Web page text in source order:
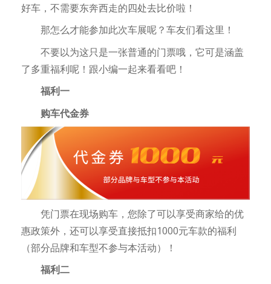
好车，不需要东奔西走的四处去比价啦！
那怎么才能参加此次车展呢？车友们看这里！
不要以为这只是一张普通的门票哦，它可是涵盖
了多重福利呢！跟小编一起来看看吧！
福利一
购车代金券
凭门票在现场购车，您除了可以享受商家给的优
惠政策外，还可以享受直接抵扣1000元车款的福利
（部分品牌和车型不参与本活动）！
福利二